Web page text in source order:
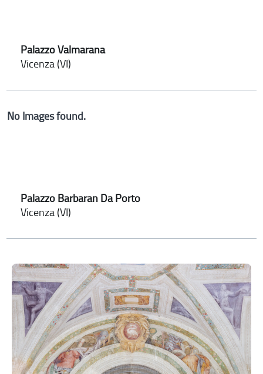
Palazzo Valmarana
Vicenza (VI)
No Images found.
Palazzo Barbaran Da Porto
Vicenza (VI)